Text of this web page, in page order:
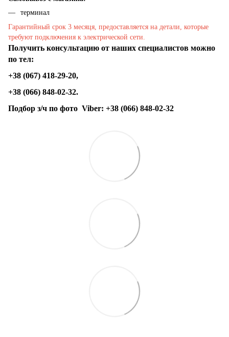
терминал
Гарантийный срок 3 месяця, предоставляется на детали, которые
требуют подключения к электрической сети.
Получить консультацию от наших специалистов можно
по тел:
+38 (067) 418-29-20,
+38 (066) 848-02-32.
Подбор з/ч по фото Viber: +38 (066) 848-02-32